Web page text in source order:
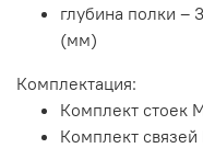
глубина полки
(мм)
Комплектация:
Комплект стоек
Комплект